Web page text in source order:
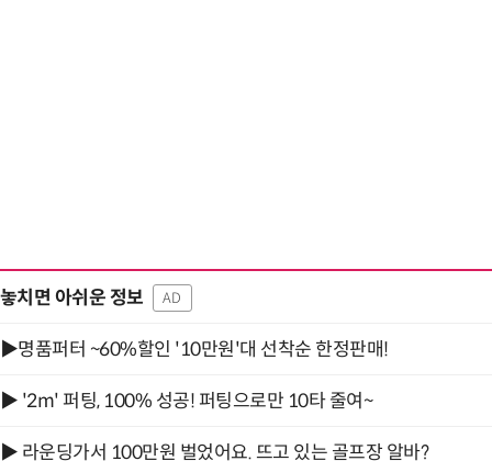
놓치면 아쉬운 정보 AD
▶명품퍼터 ~60%할인 '10만원'대 선착순 한정판매!
▶ '2m' 퍼팅, 100% 성공! 퍼팅으로만 10타 줄여~
▶ 라운딩가서 100만원 벌었어요. 뜨고 있는 골프장 알바?